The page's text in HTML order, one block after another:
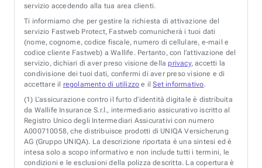
servizio accedendo alla tua area clienti.
Ti informiamo che per gestire la richiesta di attivazione del
servizio Fastweb Protect, Fastweb comunicherà i tuoi dati
(nome, cognome, codice fiscale, numero di cellulare, e-mail e
codice cliente Fastweb) a Wallife. Pertanto, con l’attivazione del
servizio, dichiari di aver preso visione della privacy, accetti la
condivisione dei tuoi dati, confermi di aver preso visione e di
accettare il regolamento di utilizzo e ilSet informativo.
(1) L’assicurazione contro il furto d’identità digitale è distribuita
da Wallife Insurance S.r.l., intermediario assicurativo iscritto al
Registro Unico degli Intermediari Assicurativi con numero
A000710058, che distribuisce prodotti di UNIQA Versicherung
AG (Gruppo UNIQA). La descrizione riportata è una sintesi ed è
intesa solo a scopo informativo e non include tutti i termini, le
condizioni e le esclusioni della polizza descritta. La copertura è